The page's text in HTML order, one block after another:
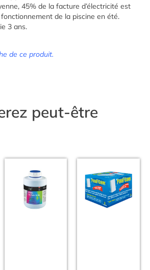
45% de la facture d’électricité est
de la piscine en été.
3 ans.
de ce produit.
peut-être